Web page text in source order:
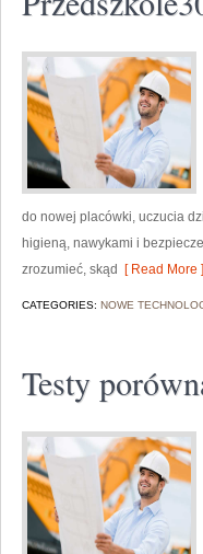
do nowej placówki, uczucia
higieną, nawykami i
zrozumieć, skąd
[ Read More ]
CATEGORIES: NOWE
Testy